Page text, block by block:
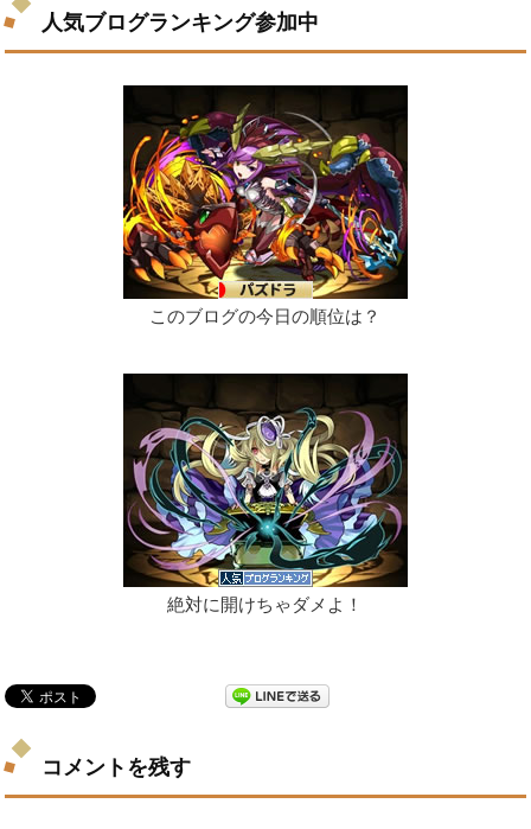
人気ブログランキング参加中
このブログの今日の順位は？
絶対に開けちゃダメよ！
コメントを残す